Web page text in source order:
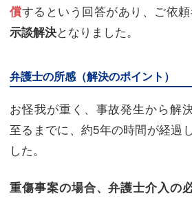
償するという回答があり、ご依頼
示談解決となりました。
弁護士の所感（解決のポイント）
お怪我が重く、事故発生から解
至るまでに、約5年の時間が経過
した。
重傷事案の場合、弁護士介入の